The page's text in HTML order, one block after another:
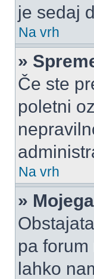
je sedaj
Na vrh
»
Če ste
poletni
Na vrh
»
pa
lahko